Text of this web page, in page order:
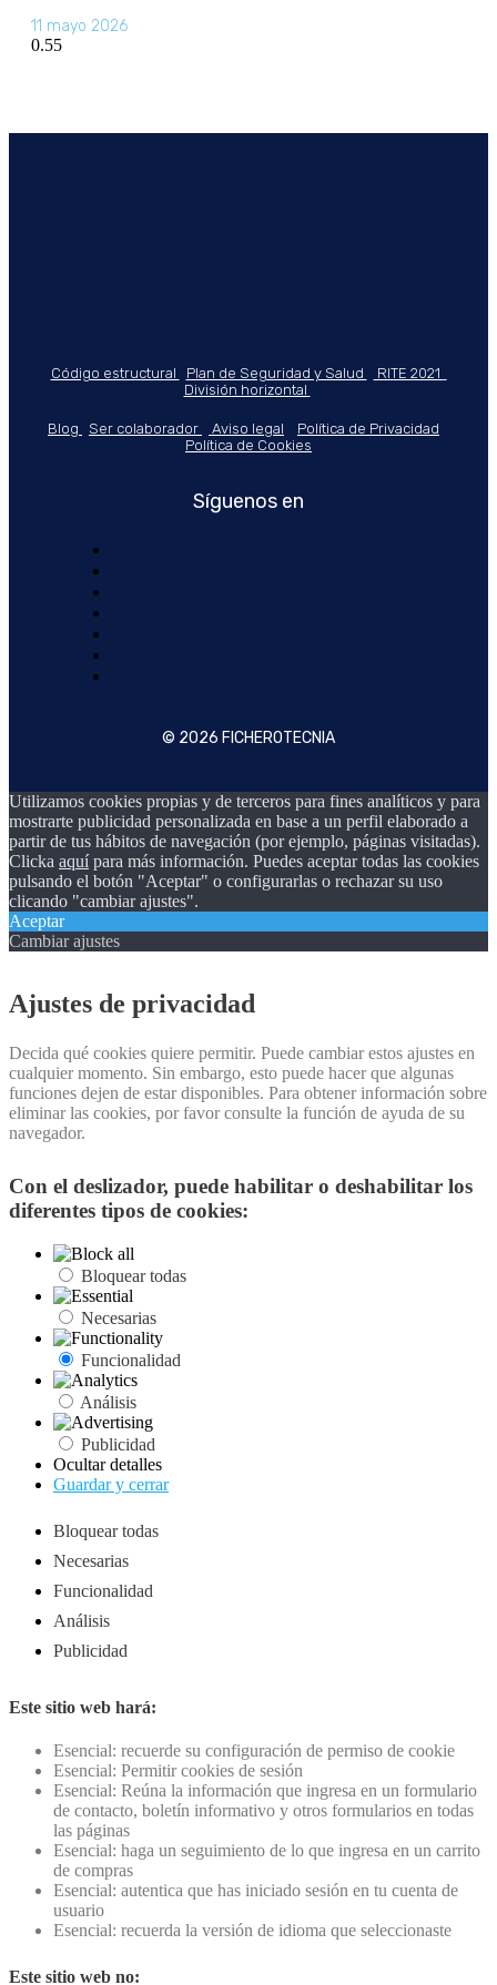
11 mayo 2026
Código estructural Plan de Seguridad y Salud
RITE 2021
División horizontal
Blog Ser colaborador Aviso legal
Política de Privacidad
Política de Cookies
Síguenos en
© 2026 FICHEROTECNIA
Utilizamos cookies propias y de terceros para fines analíticos y para
mostrarte publicidad personalizada en base a un perfil elaborado a
partir de tus hábitos de navegación (por ejemplo, páginas visitadas).
Clicka aquípara más información. Puedes aceptar todas las cookies
pulsando el botón "Aceptar" o configurarlas o rechazar su uso
clicando "cambiar ajustes".
Aceptar
Cambiar ajustes
Ajustes de privacidad
Decida qué cookies quiere permitir. Puede cambiar estos ajustes en
cualquier momento. Sin embargo, esto puede hacer que algunas
funciones dejen de estar disponibles. Para obtener información sobre
eliminar las cookies, por favor consulte la función de ayuda de su
navegador.
Con el deslizador, puede habilitar o deshabilitar los
diferentes tipos de cookies:
Bloquear todas
Necesarias
Funcionalidad
Análisis
Publicidad
Ocultar detalles
Guardar y cerrar
Bloquear todas
Necesarias
Funcionalidad
Análisis
Publicidad
Este sitio web hará:
Esencial: recuerde su configuración de permiso de cookie
Esencial: Permitir cookies de sesión
Esencial: Reúna la información que ingresa en un formulario
de contacto, boletín informativo y otros formularios en todas
las páginas
Esencial: haga un seguimiento de lo que ingresa en un carrito
de compras
Esencial: autentica que has iniciado sesión en tu cuenta de
usuario
Esencial: recuerda la versión de idioma que seleccionaste
Este sitio web no: